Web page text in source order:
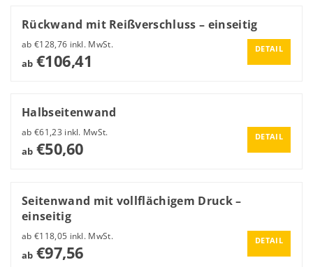
Rückwand mit Reißverschluss – einseitig
ab €128,76 inkl. MwSt.
ab€106,41
DETAIL
Halbseitenwand
ab €61,23 inkl. MwSt.
ab€50,60
DETAIL
Seitenwand mit vollflächigem Druck –
einseitig
ab €118,05 inkl. MwSt.
ab€97,56
DETAIL